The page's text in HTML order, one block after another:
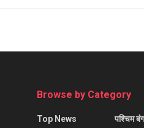
Browse by Category
Top News
पश्चिम